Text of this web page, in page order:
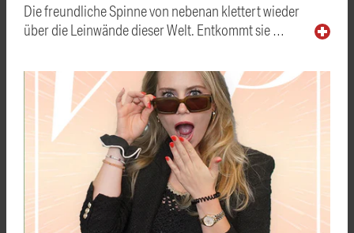
Die freundliche Spinne von nebenan klettert wieder
über die Leinwände dieser Welt. Entkommt sie …